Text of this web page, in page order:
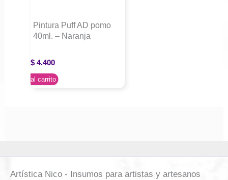
Pintura Puff AD pomo
40ml. – Naranja
$ 4.400
Agregar al carrito
Artística Nico - Insumos para artistas y artesanos